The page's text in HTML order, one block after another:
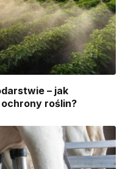
– jak
roślin?